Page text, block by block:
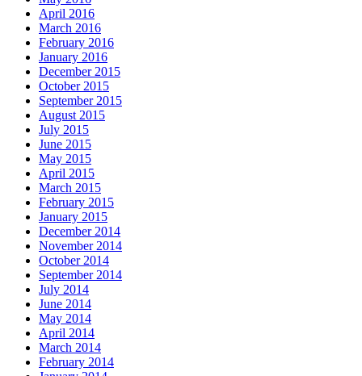
April 2016
March 2016
February 2016
January 2016
December 2015
October 2015
September 2015
August 2015
July 2015
June 2015
May 2015
April 2015
March 2015
February 2015
January 2015
December 2014
November 2014
October 2014
September 2014
July 2014
June 2014
May 2014
April 2014
March 2014
February 2014